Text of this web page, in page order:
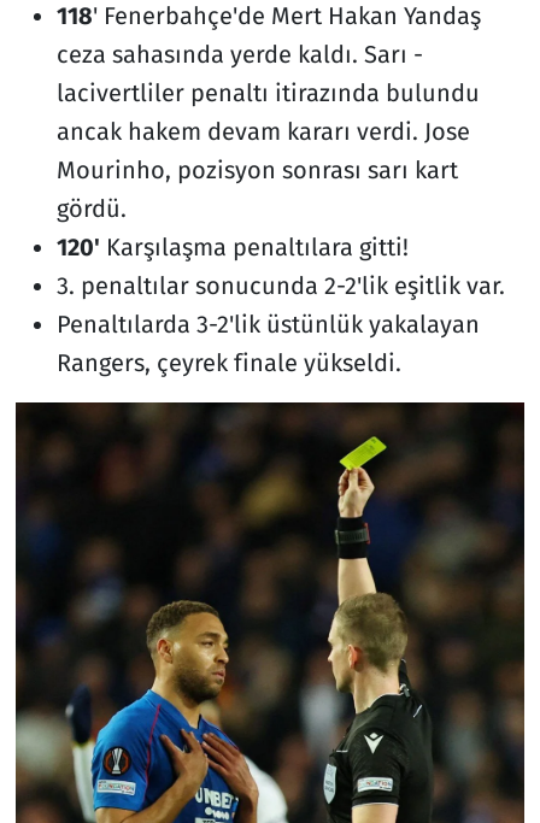
118' Fenerbahçe'de Mert Hakan Yandaş
ceza sahasında yerde kaldı. Sarı -
lacivertliler penaltı itirazında bulundu
ancak hakem devam kararı verdi. Jose
Mourinho, pozisyon sonrası sarı kart
gördü.
120' Karşılaşma penaltılara gitti!
3. penaltılar sonucunda 2-2'lik eşitlik var.
Penaltılarda 3-2'lik üstünlük yakalayan
Rangers, çeyrek finale yükseldi.